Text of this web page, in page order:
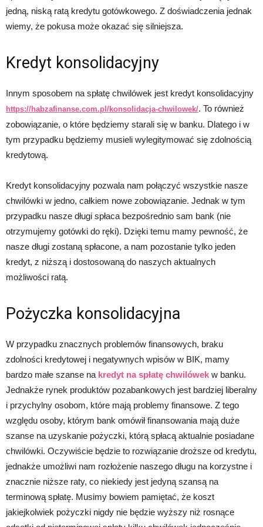
jedną, niską ratą kredytu gotówkowego. Z doświadczenia jednak
wiemy, że pokusa może okazać się silniejsza.
Kredyt konsolidacyjny
Innym sposobem na spłatę chwilówek jest kredyt konsolidacyjny
https://habzafinanse.com.pl/konsolidacja-chwilowek/. To również
zobowiązanie, o które będziemy starali się w banku. Dlatego i w
tym przypadku będziemy musieli wylegitymować się zdolnością
kredytową.
Kredyt konsolidacyjny pozwala nam połączyć wszystkie nasze
chwilówki w jedno, całkiem nowe zobowiązanie. Jednak w tym
przypadku nasze długi spłaca bezpośrednio sam bank (nie
otrzymujemy gotówki do ręki). Dzięki temu mamy pewność, że
nasze długi zostaną spłacone, a nam pozostanie tylko jeden
kredyt, z niższą i dostosowaną do naszych aktualnych
możliwości ratą.
Pożyczka konsolidacyjna
W przypadku znacznych problemów finansowych, braku
zdolności kredytowej i negatywnych wpisów w BIK, mamy
bardzo małe szanse na kredyt na spłatę chwilówek w banku.
Jednakże rynek produktów pozabankowych jest bardziej liberalny
i przychylny osobom, które mają problemy finansowe. Z tego
względu osoby, którym bank omówił finansowania mają duże
szanse na uzyskanie pożyczki, którą spłacą aktualnie posiadane
chwilówki. Oczywiście będzie to rozwiązanie droższe od kredytu,
jednakże umożliwi nam rozłożenie naszego długu na korzystne i
znacznie niższe raty, co niekiedy jest jedyną szansą na
terminową spłatę. Musimy bowiem pamiętać, że koszt
jakiejkolwiek pożyczki nigdy nie będzie wyższy niż rosnące